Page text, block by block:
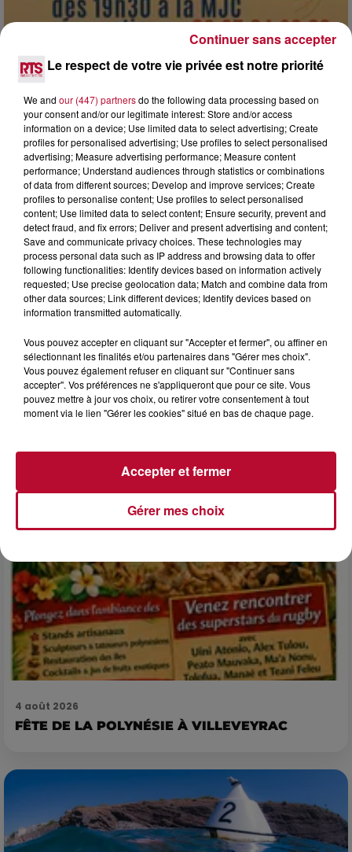
7 août 2026
DINER CONCERT À LA MJC DE MARSEILLAN
6 août 2026
NÎMES : « LE RÊVE DU GLADIATEUR » INVESTIT
LES ARÈNES CES 3...
Après un franc succès l'été dernier, le spectacle « Le Rêve
7 et 8 août. Une fresque nocturne...
4 août 2026
FÊTE DE LA POLYNÉSIE À VILLEVEYRAC
Le respect de votre vie privée est notre priorité
We and our (447) partnersdo the following data processing based on
your consent and/or our legitimate interest: Store and/or access
information on a device; Use limited data to select advertising; Create
profiles for personalised advertising; Use profiles to select personalised
advertising; Measure advertising performance; Measure content
performance; Understand audiences through statistics or combinations
of data from different sources; Develop and improve services; Create
profiles to personalise content; Use profiles to select personalised
content; Use limited data to select content; Ensure security, prevent and
detect fraud, and fix errors; Deliver and present advertising and content;
Save and communicate privacy choices. These technologies may
process personal data such as IP address and browsing data to offer
following functionalities: Identify devices based on information actively
requested; Use precise geolocation data; Match and combine data from
other data sources; Link different devices; Identify devices based on
information transmitted automatically.
Vous pouvez accepter en cliquant sur "Accepter et fermer", ou affiner en
sélectionnant les finalités et/ou partenaires dans "Gérer mes choix".
Vous pouvez également refuser en cliquant sur "Continuer sans
accepter". Vos préférences ne s'appliqueront que pour ce site. Vous
pouvez mettre à jour vos choix, ou retirer votre consentement à tout
moment via le lien "Gérer les cookies" situé en bas de chaque page.
Gérer mes choix
Accepter et fermer
Continuer sans accepter